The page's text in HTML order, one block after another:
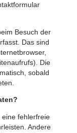
Besuch der
Das sind
Die
sobald
eine fehlerfreie
Andere